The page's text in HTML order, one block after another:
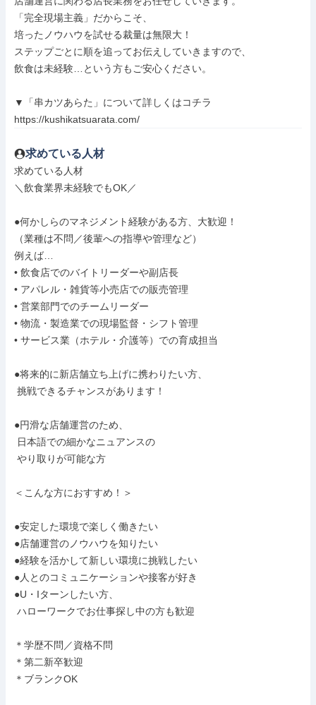
「完全現場主義」だからこそ、
培ったノウハウを試せる裁量は無限大！
ステップごとに順を追ってお伝えしていきますので、
飲食は未経験…という方もご安心ください。
▼「串カツあらた」について詳しくはコチラ
https://kushikatsuarata.com/
求めている人材
求めている人材
＼飲食業界未経験でもOK／
●何かしらのマネジメント経験がある方、大歓迎！
（業種は不問／後輩への指導や管理など）
例えば…
• 飲食店でのバイトリーダーや副店長
• アパレル・雑貨等小売店での販売管理
• 営業部門でのチームリーダー
• 物流・製造業での現場監督・シフト管理
• サービス業（ホテル・介護等）での育成担当
●将来的に新店舗立ち上げに携わりたい方、
●円滑な店舗運営のため、
＜こんな方におすすめ！＞
●安定した環境で楽しく働きたい
●店舗運営のノウハウを知りたい
●経験を活かして新しい環境に挑戦したい
●人とのコミュニケーションや接客が好き
●U・Iターンしたい方、
＊学歴不問／資格不問
＊第二新卒歓迎
＊ブランクOK